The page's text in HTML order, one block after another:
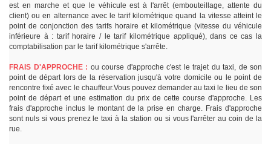
est en marche et que le véhicule est à l'arrêt (embouteillage, attente du
client) ou en alternance avec le tarif kilométrique quand la vitesse atteint le
point de conjonction des tarifs horaire et kilométrique (vitesse du véhicule
inférieure à : tarif horaire / le tarif kilométrique appliqué), dans ce cas la
comptabilisation par le tarif kilométrique s'arrête.
FRAIS D'APPROCHE : ou course d'approche c'est le trajet du taxi, de son
point de départ lors de la réservation jusqu'à votre domicile ou le point de
rencontre fixé avec le chauffeur.Vous pouvez demander au taxi le lieu de son
point de départ et une estimation du prix de cette course d'approche. Les
frais d'approche inclus le montant de la prise en charge. Frais d'approche
sont nuls si vous prenez le taxi à la station ou si vous l'arrêter au coin de la
rue.